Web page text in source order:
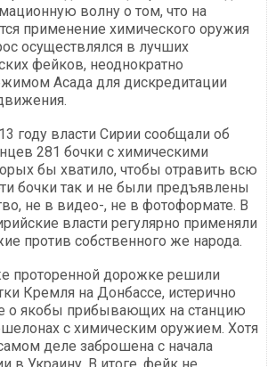
волну о том, что на
применение химического оружия
осуществлялся в лучших
фейков, неоднократно
Асада для дискредитации
году власти Сирии сообщали об
281 бочки с химическими
бы хватило, чтобы отравить всю
бочки так и не были предъявлены
не в видео-, не в фотоформате. В
власти регулярно применяли
против собственного же народа.
проторенной дорожке решили
Кремля на Донбассе, истерично
о якобы прибывающих на станцию
с химическим оружием. Хотя
деле заброшена с начала